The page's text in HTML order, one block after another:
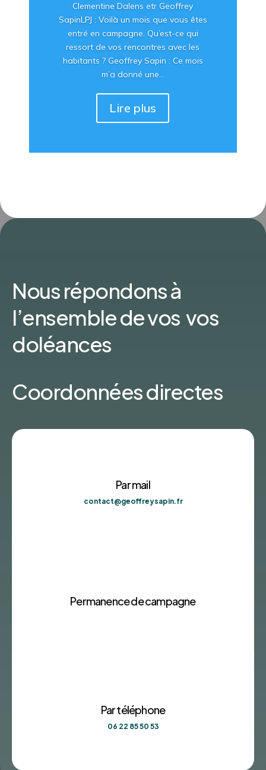
Clementine Dalens etr Geoffrey
SapinLPJ : Voilà un mois que vous êtes
entré en campagne. Qu’est-ce qui
ressort de vos rencontres avec les
habitants ? Geoffrey Sapin : Ce mois
m’a donné une...
Lire plus
Nous répondons à
l’ensemble de vos vos
doléances
Coordonnées directes
Par mail
contact@geoffreysapin.fr
Permanence de campagne
Par téléphone
06 22 85 50 53